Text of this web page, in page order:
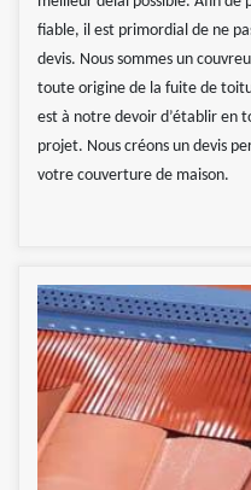
fiable, il est primordial de ne
devis. Nous sommes un
toute origine de la fuite de
est à notre devoir d’établir en
projet. Nous créons un devis
votre couverture de maison.